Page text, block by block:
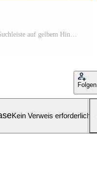
Folgen
Kein Verweis erforderlich